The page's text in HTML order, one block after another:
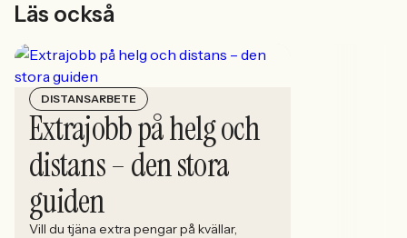
Läs också
DISTANSARBETE
Extrajobb på helg och
distans – den stora
guiden
Vill du tjäna extra pengar på kvällar,